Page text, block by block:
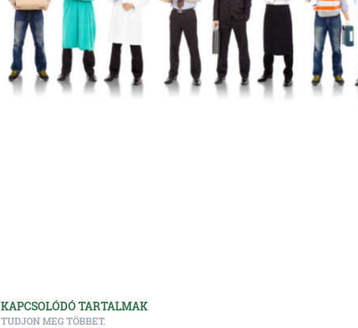
KAPCSOLÓDÓ TARTALMAK
TUDJON MEG TÖBBET.